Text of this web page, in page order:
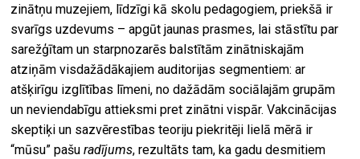
meklēt
zinātņu muzejiem, līdzīgi kā skolu pedagogiem, priekšā ir
svarīgs uzdevums – apgūt jaunas prasmes, lai stāstītu par
sarežģītam un starpnozarēs balstītām zinātniskajām
atziņām visdažādākajiem auditorijas segmentiem: ar
atšķirīgu izglītības līmeni, no dažādām sociālajām grupām
un neviendabīgu attieksmi pret zinātni vispār. Vakcinācijas
skeptiķi un sazvērestības teoriju piekritēji lielā mērā ir
“mūsu” pašuradījums, rezultāts tam, ka gadu desmitiem